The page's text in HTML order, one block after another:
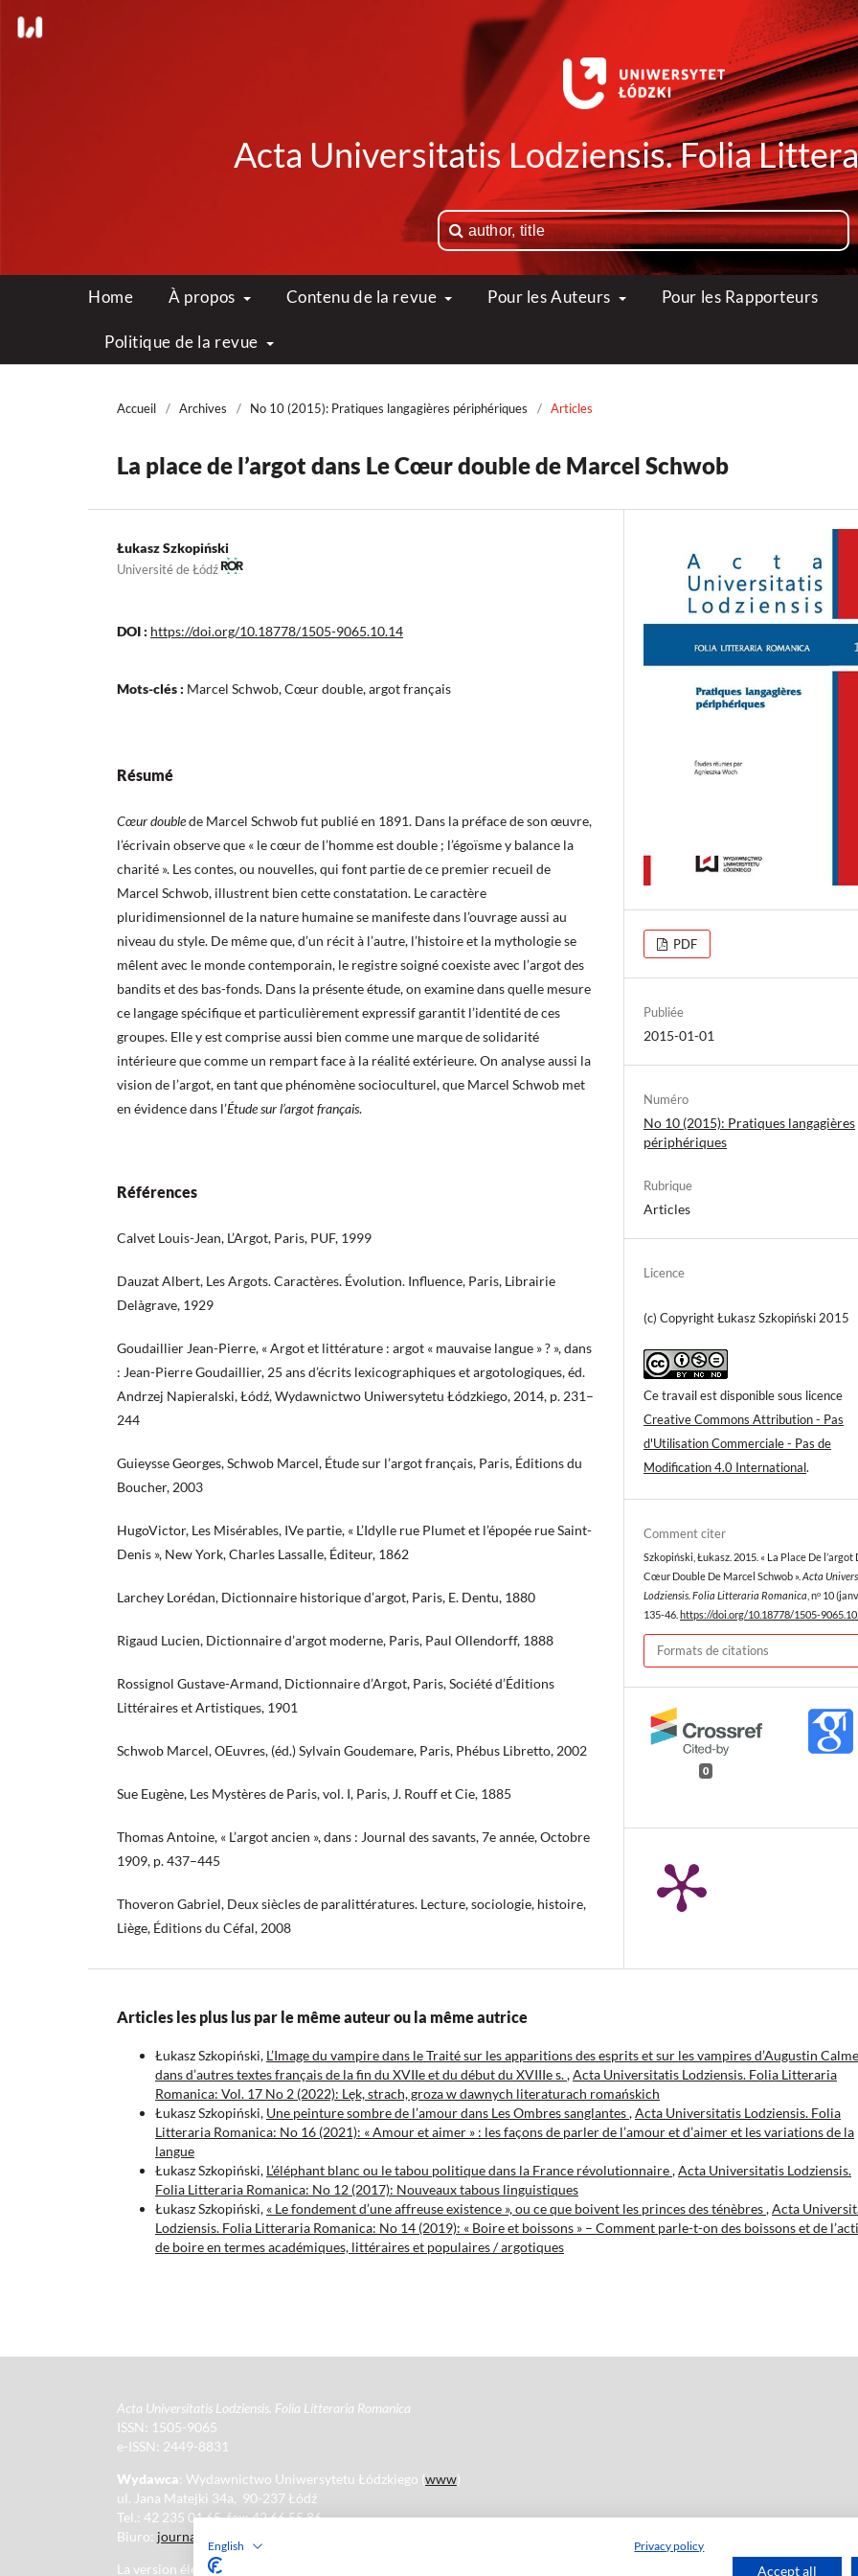
English Privacy policy
Accept all
Acta Universitatis Lodziensis. Folia
Home À propos Contenu de la revue Pour les Auteurs Pour les Rapporteurs
Politique de la revue
Accueil / Archives / No 10 (2015): Pratiques langagières périphériques / Articles
La place de l’argot dans Le Cœur double de Marcel Schwob
Łukasz Szkopiński
Université de Łódź
DOI : https://doi.org/10.18778/1505-9065.10.14
Mots-clés : Marcel Schwob, Cœur double, argot français
Résumé
Cœur doublede Marcel Schwob fut publié en 1891. Dans la préface de son œuvre,
l’écrivain observe que « le cœur de l’homme est double ; l’égoïsme y balance la
charité ». Les contes, ou nouvelles, qui font partie de ce premier recueil de
Marcel Schwob, illustrent bien cette constatation. Le caractère
pluridimensionnel de la nature humaine se manifeste dans l’ouvrage aussi au
niveau du style. De même que, d’un récit à l’autre, l’histoire et la mythologie se
mêlent avec le monde contemporain, le registre soigné coexiste avec l’argot des
bandits et des bas-fonds. Dans la présente étude, on examine dans quelle mesure
ce langage spécifique et particulièrement expressif garantit l’identité de ces
groupes. Elle y est comprise aussi bien comme une marque de solidarité
intérieure que comme un rempart face à la réalité extérieure. On analyse aussi la
vision de l’argot, en tant que phénomène socioculturel, que Marcel Schwob met
en évidence dans l’Étude sur l’argot français.
Références
Calvet Louis-Jean, L’Argot, Paris, PUF, 1999
Dauzat Albert, Les Argots. Caractères. Évolution. Influence, Paris, Librairie
Delàgrave, 1929
Goudaillier Jean-Pierre, « Argot et littérature : argot « mauvaise langue » ? », dans
: Jean-Pierre Goudaillier, 25 ans d’écrits lexicographiques et argotologiques, éd.
Andrzej Napieralski, Łódź, Wydawnictwo Uniwersytetu Łódzkiego, 2014, p. 231–
244
Guieysse Georges, Schwob Marcel, Étude sur l’argot français, Paris, Éditions du
Boucher, 2003
HugoVictor, Les Misérables, IVe partie, « L’Idylle rue Plumet et l’épopée rue Saint-
Denis », New York, Charles Lassalle, Éditeur, 1862
Larchey Lorédan, Dictionnaire historique d’argot, Paris, E. Dentu, 1880
Rigaud Lucien, Dictionnaire d’argot moderne, Paris, Paul Ollendorff, 1888
Rossignol Gustave-Armand, Dictionnaire d’Argot, Paris, Société d’Éditions
Littéraires et Artistiques, 1901
Schwob Marcel, OEuvres, (éd.) Sylvain Goudemare, Paris, Phébus Libretto, 2002
Sue Eugène, Les Mystères de Paris, vol. I, Paris, J. Rouff et Cie, 1885
Thomas Antoine, « L’argot ancien », dans : Journal des savants, 7e année, Octobre
1909, p. 437–445
Thoveron Gabriel, Deux siècles de paralittératures. Lecture, sociologie, histoire,
Liège, Éditions du Céfal, 2008
PDF
Publiée
2015-01-01
Numéro
No 10 (2015): Pratiques langagières
périphériques
Rubrique
Articles
Licence
(c) Copyright Łukasz Szkopiński 2015
Ce travail est disponible sous licence
Creative Commons Attribution - Pas
d'Utilisation Commerciale - Pas de
Modification 4.0 International.
Comment citer
Szkopiński, Łukasz. 2015. « La Place De l’argot
Cœur Double De Marcel Schwob ». Acta
Lodziensis. Folia Litteraria Romanica , nᵒ 10
135-46. https://doi.org/10.18778/1505-
Formats de citations
0
Articles les plus lus par le même auteur ou la même autrice
Łukasz Szkopiński, L’Image du vampire dans le Traité sur les apparitions des esprits et sur les vampires d’Augustin
dans d’autres textes français de la fin du XVIIe et du début du XVIIIe s.,Acta Universitatis Lodziensis. Folia Litteraria
Romanica: Vol. 17 No 2 (2022): Lęk, strach, groza w dawnych literaturach romańskich
Łukasz Szkopiński, Une peinture sombre de l’amour dans Les Ombres sanglantes,Acta Universitatis Lodziensis. Folia
Litteraria Romanica: No 16 (2021): « Amour et aimer » : les façons de parler de l’amour et d’aimer et les variations de la
langue
Łukasz Szkopiński, L’éléphant blanc ou le tabou politique dans la France révolutionnaire,Acta Universitatis Lodziensis.
Folia Litteraria Romanica: No 12 (2017): Nouveaux tabous linguistiques
Łukasz Szkopiński, « Le fondement d’une affreuse existence », ou ce que boivent les princes des ténèbres,Acta
Lodziensis. Folia Litteraria Romanica: No 14 (2019): « Boire et boissons » – Comment parle-t-on des boissons et de
de boire en termes académiques, littéraires et populaires / argotiques
Acta Universitatis Lodziensis. Folia Litteraria Romanica
ISSN: 1505-9065
e-ISSN: 2449-8831
Wydawca: Wydawnictwo Uniwersytetu Łódzkiego (www)
ul. Jana Matejki 34a, 90-237 Łódź
Tel.: 42 235 01 65, fax: 42 66 55 86
Biuro: journals@uni.lodz.pl
La version électronique de la revue est intégralement disponible sur le site en Open Access : (